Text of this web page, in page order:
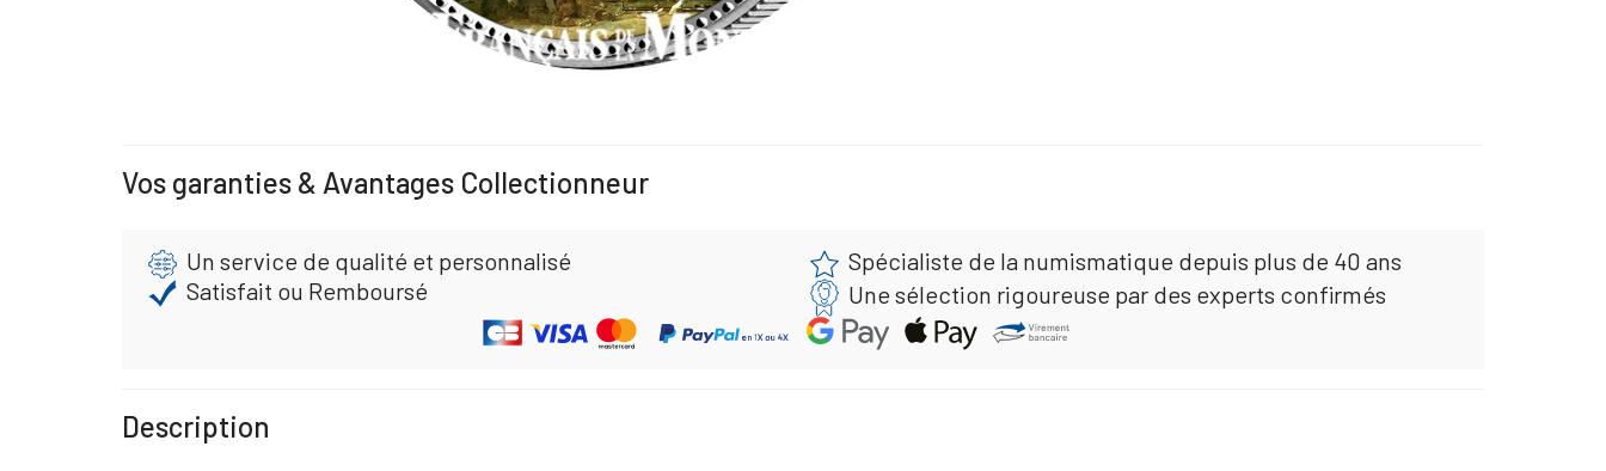
Vos garanties & Avantages Collectionneur
Un service de qualité et personnalisé
Spécialiste de la numismatique depuis plus de 40 ans
Satisfait ou Remboursé
Une sélection rigoureuse par des experts confirmés
Description